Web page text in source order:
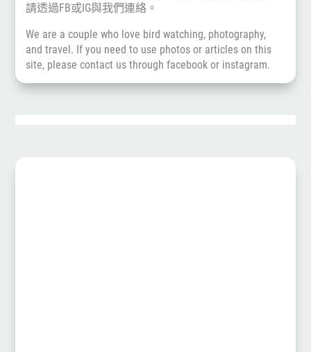
請透過FB或IG與我們連絡。
We are a couple who love bird watching, photography,
and travel. If you need to use photos or articles on this
site, please contact us throughfacebook or instagram.